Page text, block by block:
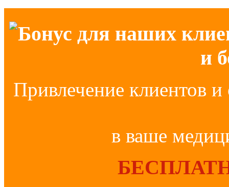
Бонус для наших
и
Привлечение клиентов и
в ваше